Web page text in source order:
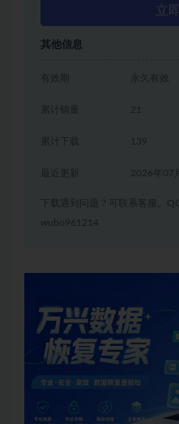
立
其他信息
有效期 永久有效
累计销量 21
累计下载 139
2026年07
下载遇到问题？可联系客服。
wubo961214